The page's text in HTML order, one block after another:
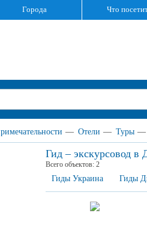
Города Что
— Отели — Туры —
Гид – экскурсовод в
Всего объектов: 2
Гиды Украина Гиды